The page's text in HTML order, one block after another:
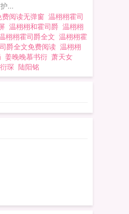
...
阅读无弹窗 温栩栩霍司
温栩栩和霍司爵 温栩栩
栩栩霍司爵全文 温栩栩霍
爵全文免费阅读 温栩栩
姜晚晚慕书衍 萧天女
琛 陆阳铭